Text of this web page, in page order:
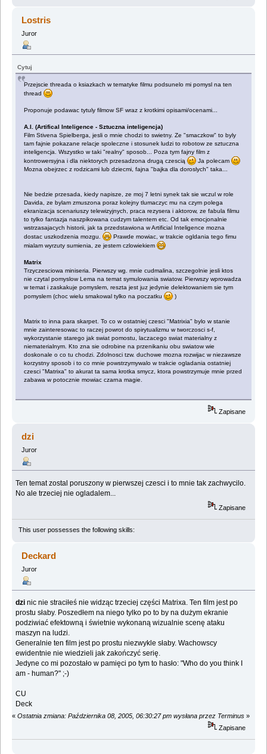
Lostris
Juror
Cytuj
Przejscie threada o ksiazkach w tematyke filmu podsunelo mi pomysl na ten
thread
Proponuje podawac tytuly filmow SF wraz z krotkimi opisami/ocenami...
A.I. (Artifical Inteligence - Sztuczna inteligencja)
Film Stivena Spielberga, jesli o mnie chodzi to swietny. Ze "smaczkow" to byly
tam fajnie pokazane relacje spoleczne i stosunek ludzi to robotow ze sztuczna
inteligencja. Wszystko w taki "realny" sposob... Poza tym fajny film z
kontrowersyjna i dla niektorych przesadzona drugą czescią
Ja polecam
Mozna obejrzec z rodzicami lub dziecmi, fajna "bajka dla doroslych" taka...
Nie bedzie przesada, kiedy napisze, ze moj 7 letni synek tak sie wczul w role
Davida, ze bylam zmuszona poraz kolejny tlumaczyc mu na czym polega
ekranizacja scenariuszy telewizyjnych, praca rezysera i aktorow, ze fabula filmu
to tylko fantazja naszpikowana cudzym talentem etc. Od tak emocjonalnie
wstrzasajacych historii, jak ta przedstawiona w Artificial Inteligence mozna
dostac uszkodzenia mozgu.
Prawde mowiac, w trakcie ogldania tego fimu
mialam wyrzuty sumienia, ze jestem czlowiekiem
Matrix
Trzyczesciowa miniseria. Pierwszy wg. mnie cudmalina, szczegolnie jesli ktos
nie czytal pomyslow Lema na temat symulowania swiatow. Pierwszy wprowadza
w temat i zaskakuje pomyslem, reszta jest juz jedynie delektowaniem sie tym
pomyslem (choc wielu smakowal tylko na poczatku
)
Matrix to inna para skarpet. To co w ostatniej czesci "Matrixia" bylo w stanie
mnie zainteresowac to raczej powrot do spirytualizmu w tworczosci s-f,
wykorzystanie starego jak swiat pomostu, laczacego swiat materialny z
niematerialnym. Kto zna sie odrobine na przenikaniu obu swiatow wie
doskonale o co tu chodzi. Zdolnosci tzw. duchowe mozna rozwijac w niezawsze
korzystny sposob i to co mnie powstrzymywalo w trakcie ogladania ostatniej
czesci "Matrixa" to akurat ta sama krotka smycz, ktora powstrzymuje mnie przed
zabawa w potocznie mowiac czarna magie.
Zapisane
dzi
Juror
Ten temat zostal poruszony w pierwszej czesci i to mnie tak zachwycilo.
No ale trzeciej nie ogladalem...
Zapisane
This user possesses the following skills:
Deckard
Juror
dzi nic nie straciłeś nie widząc trzeciej części Matrixa. Ten film jest po
prostu słaby. Poszedłem na niego tylko po to by na dużym ekranie
podziwiać efektowną i świetnie wykonaną wizualnie scenę ataku
maszyn na ludzi.
Generalnie ten film jest po prostu niezwykle słaby. Wachowscy
ewidentnie nie wiedzieli jak zakończyć serię.
Jedyne co mi pozostało w pamięci po tym to hasło: "Who do you think I
am - human?" ;-)
CU
Deck
« Ostatnia zmiana: Października 08, 2005, 06:30:27 pm wysłana przez Terminus »
Zapisane